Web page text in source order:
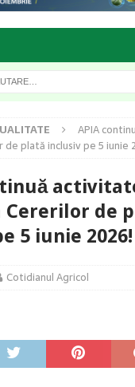
APIA
plată inclusiv pe 5 iunie
Cererilor de
5 iunie 2026!
Cotidianul Agricol